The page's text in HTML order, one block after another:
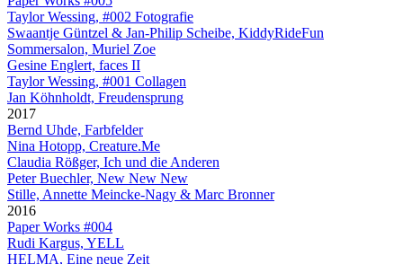
Taylor Wessing, #002 Fotografie
Swaantje Güntzel & Jan-Philip Scheibe, KiddyRideFun
Sommersalon, Muriel Zoe
Gesine Englert, faces II
Taylor Wessing, #001 Collagen
Jan Köhnholdt, Freudensprung
2017
Bernd Uhde, Farbfelder
Nina Hotopp, Creature.Me
Claudia Rößger, Ich und die Anderen
Peter Buechler, New New New
Stille, Annette Meincke-Nagy & Marc Bronner
2016
Paper Works #004
Rudi Kargus, YELL
HELMA, Eine neue Zeit